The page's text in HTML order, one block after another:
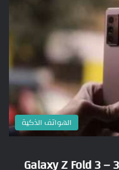
الهواتف الذكية
سامسونج جالكسي زد فولد 3 – Galaxy Z Fold 3